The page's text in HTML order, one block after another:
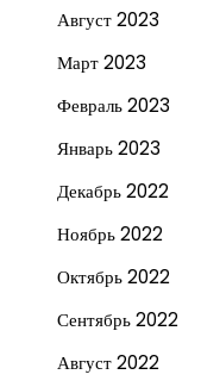
Август 2023
Март 2023
Февраль 2023
Январь 2023
Декабрь 2022
Ноябрь 2022
Октябрь 2022
Сентябрь 2022
Август 2022